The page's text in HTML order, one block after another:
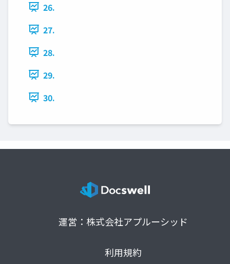
26.
27.
28.
29.
30.
運営：株式会社アプルーシッド
利用規約